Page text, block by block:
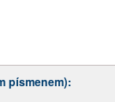
písmenem):